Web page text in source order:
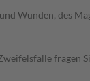
Wunden, des